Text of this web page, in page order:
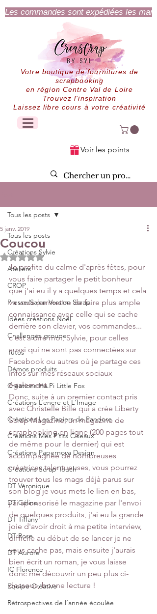
Les commandes sont expédiées les
Votre boutique de fournitures de
scrapbooking
en région Centre Val de Loire
Trouvez l'inspiration
Laissez libre cours à votre créativité
Voir les points
Tous les posts
Créations Sylvie
Ateliers
CROP
Presse/Salon Version Scrap
Idées créations Noël
Challenges groupe
Tutos
Démos produits
Créations Ha.Pi Little Fox
Créations L’encre et L'Image
Créations Les Papiers de Pandore
Créations Mes P’tits Ciseaux
Créations Papernova Design
Créations Scrap'Touch
DT Véronique
DT Céline
DT Tiffany
DT Rose
DT Aurore
IC Florence
Equipe Créative
Rétrospectives de l’année écoulée
Tous les posts
Coucou
5 janv. 2019
Noté NaN étoiles sur 5.
Je profite du calme d'après fêtes, pour
vous faire partager le petit bonheur
que j'ai eu il y a quelques temps et cela
va vous permettre de faire plus ample
connaissance avec celle qui se cache
derrière son clavier, vos commandes...
c'est à dire moi, Sylvie, pour celles
aussi qui ne sont pas connectées sur
Facebook ou autres où je partage ces
infos sur mes réseaux sociaux
également.
Donc, suite à un premier contact pris
avec Christelle Bille qui a crée Liberty
Scrap Magazine, un magazine de
scrapbooking en ligne (200 pages tout
de même pour le dernier) qui est
accompagnée de nombreuses
créatrices talentueuses, vous pourrez
trouver tous les mags déjà parus sur
son blog je vous mets le lien en bas,
j'ai sponsorisé le magazine par l'envoi
de quelques produits, j'ai eu la grande
joie d'avoir droit à ma petite interview,
difficile au début de se lancer je ne
vous cache pas, mais ensuite j'aurais
bien écrit un roman, je vous laisse
donc me découvrir un peu plus ci-
dessous, bonne lecture !